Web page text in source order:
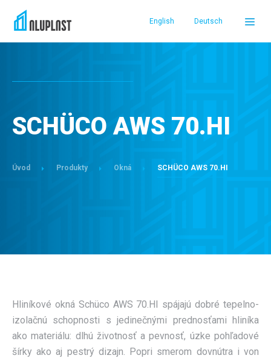
Deutsch
English
SERVIS A PODPORA
CENOVÁ PONUKA
SCHÜCO AWS 70.HI
Úvod Produkty Okná SCHÜCO AWS 70.HI
Hliníkové okná Schüco AWS 70.HI spájajú dobré tepelno-
izolačnú schopnosti s jedinečnými prednosťami hliníka
ako materiálu: dlhú životnosť a pevnosť, úzke pohľadové
šírky ako aj pestrý dizajn. Popri smerom dovnútra i von